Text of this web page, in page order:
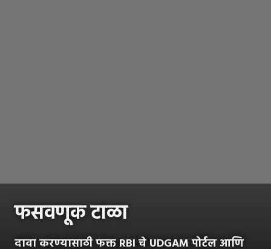
फसवणूक टाळा
दावा करण्यासाठी फक्त RBI चे UDGAM पोर्टल आणि